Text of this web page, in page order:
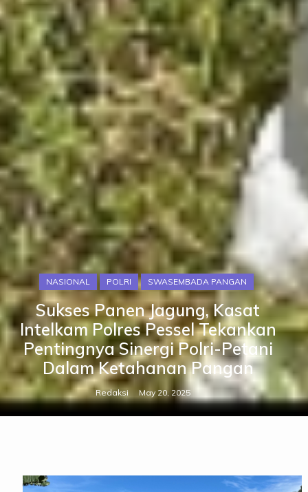
NASIONAL POLRI SWASEMBADA PANGAN
Sukses Panen Jagung, Kasat
Intelkam Polres Pessel Tekankan
Pentingnya Sinergi Polri-Petani
Dalam Ketahanan Pangan
Redaksi May 20, 2025